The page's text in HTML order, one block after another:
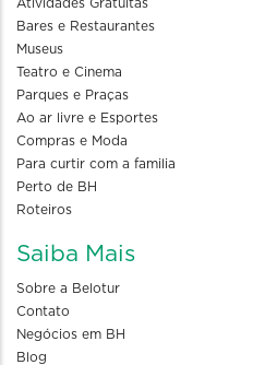
Atividades Gratuitas
Bares e Restaurantes
Museus
Teatro e Cinema
Parques e Praças
Ao ar livre e Esportes
Compras e Moda
Para curtir com a familia
Perto de BH
Roteiros
Saiba Mais
Sobre a Belotur
Contato
Negócios em BH
Blog